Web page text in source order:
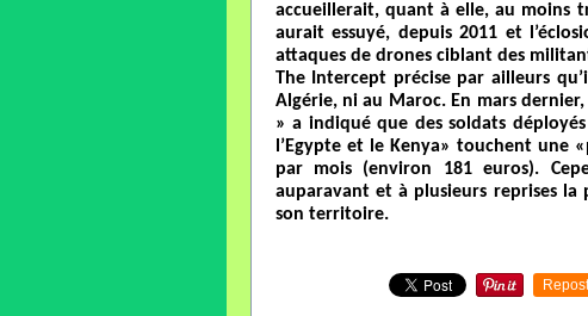
accueillerait, quant à elle, au moins
aurait essuyé, depuis 2011 et
attaques de drones ciblant des
The Intercept précise par ailleurs
Algérie, ni au Maroc. En mars
» a indiqué que des soldats
l’Egypte et le Kenya» touchent une
par mois (environ 181 euros).
auparavant et à plusieurs reprises la
son territoire.
Repost